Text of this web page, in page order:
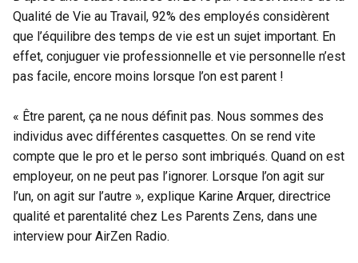
Qualité de Vie au Travail, 92% des employés considèrent
que l’équilibre des temps de vie est un sujet important. En
effet, conjuguer vie professionnelle et vie personnelle n’est
pas facile, encore moins lorsque l’on est parent !
« Être parent, ça ne nous définit pas. Nous sommes des
individus avec différentes casquettes. On se rend vite
compte que le pro et le perso sont imbriqués. Quand on est
employeur, on ne peut pas l’ignorer. Lorsque l’on agit sur
l’un, on agit sur l’autre », explique Karine Arquer, directrice
qualité et parentalité chez Les Parents Zens, dans une
interview pour AirZen Radio.